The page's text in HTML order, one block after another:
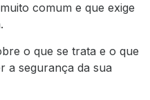
comum e que exige
o que se trata e o que
a segurança da sua